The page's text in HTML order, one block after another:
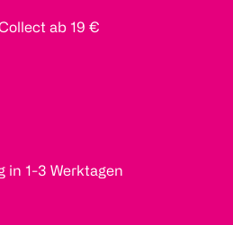
ab 19 €
in 1-3 Werktagen